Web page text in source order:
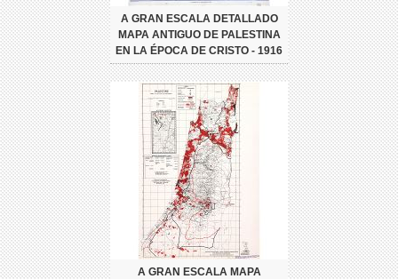
A GRAN ESCALA DETALLADO
MAPA ANTIGUO DE PALESTINA
EN LA ÉPOCA DE CRISTO - 1916
A GRAN ESCALA MAPA